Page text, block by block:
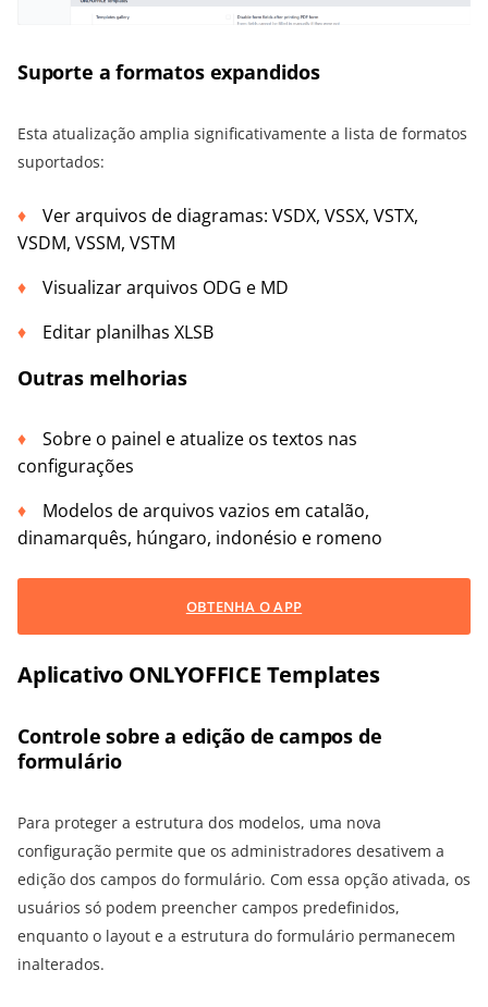
Suporte a formatos expandidos
Esta atualização amplia significativamente a lista de formatos
suportados:
Ver arquivos de diagramas: VSDX, VSSX, VSTX,
VSDM, VSSM, VSTM
Visualizar arquivos ODG e MD
Editar planilhas XLSB
Outras melhorias
Sobre o painel e atualize os textos nas
configurações
Modelos de arquivos vazios em catalão,
dinamarquês, húngaro, indonésio e romeno
OBTENHA O APP
Aplicativo ONLYOFFICE Templates
Controle sobre a edição de campos de
formulário
Para proteger a estrutura dos modelos, uma nova
configuração permite que os administradores desativem a
edição dos campos do formulário. Com essa opção ativada, os
usuários só podem preencher campos predefinidos,
enquanto o layout e a estrutura do formulário permanecem
inalterados.